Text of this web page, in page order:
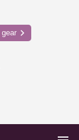
gear